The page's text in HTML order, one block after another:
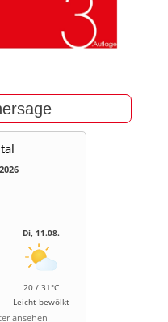
Di, 11.08.
20 / 31°C
Leicht bewölkt
ansehen